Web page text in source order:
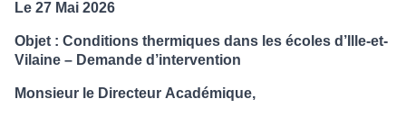
Le 27 Mai 2026
Objet : Conditions thermiques dans les écoles d’Ille-et-
Vilaine – Demande d’intervention
Monsieur le Directeur Académique,